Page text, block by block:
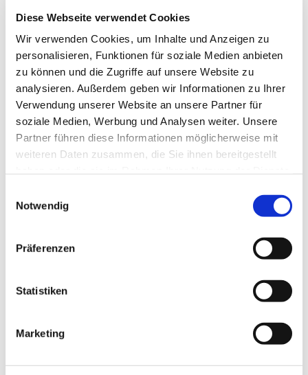
Diese Webseite verwendet Cookies
Wir verwenden Cookies, um Inhalte und Anzeigen zu
personalisieren, Funktionen für soziale Medien anbieten
zu können und die Zugriffe auf unsere Website zu
analysieren. Außerdem geben wir Informationen zu Ihrer
Verwendung unserer Website an unsere Partner für
soziale Medien, Werbung und Analysen weiter. Unsere
Partner führen diese Informationen möglicherweise mit
weiteren Daten zusammen, die Sie ihnen bereitgestellt
Notwendig
Präferenzen
Statistiken
Marketing
Dies könnte Sie auch